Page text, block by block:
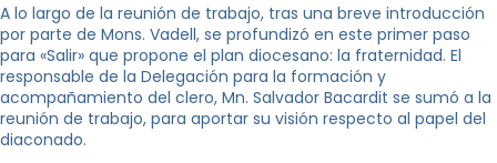
A lo largo de la reunión de trabajo, tras una breve introducción
por parte de Mons. Vadell, se profundizó en este primer paso
para «Salir» que propone el plan diocesano: la fraternidad. El
responsable de la Delegación para la formación y
acompañamiento del clero, Mn. Salvador Bacardit se sumó a la
reunión de trabajo, para aportar su visión respecto al papel del
diaconado.